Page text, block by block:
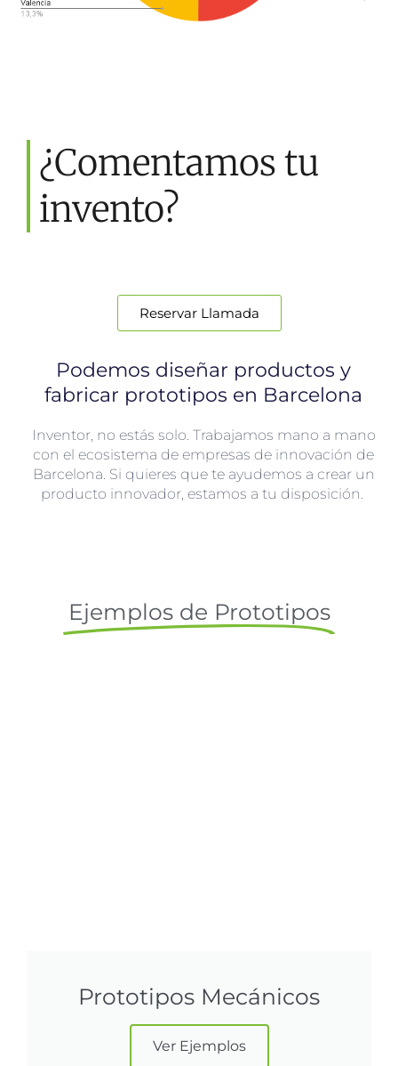
¿Comentamos tu
invento?
Reservar Llamada
Podemos diseñar productos y
fabricar prototipos en Barcelona
Inventor, no estás solo. Trabajamos mano a mano
con el ecosistema de empresas de innovación de
Barcelona. Si quieres que te ayudemos a crear un
producto innovador, estamos a tu disposición.
Ejemplos de Prototipos
Prototipos Mecánicos
Ver Ejemplos